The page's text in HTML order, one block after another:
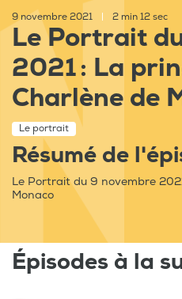
9 novembre 2021 2 min 12 sec
Le Portrait
2021 : La
Charlène de
Le portrait
Résumé de
Le Portrait du 9 novembre
Monaco
Épisodes à la